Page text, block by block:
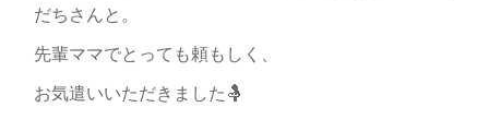
だちさんと。
先輩ママでとっても頼もしく、
お気遣いいただきました🤱